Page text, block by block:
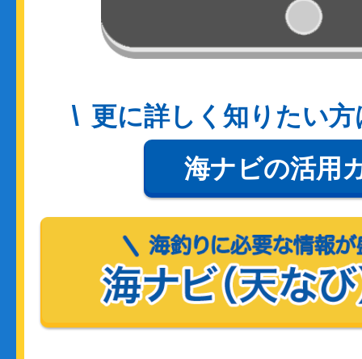
更に詳しく知りたい
海ナビの活用